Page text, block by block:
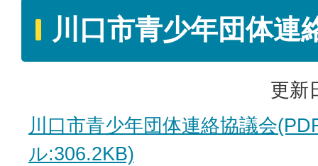
川口市青少年団体連
更新
川口市青少年団体連絡協議会
ル:306.2KB)